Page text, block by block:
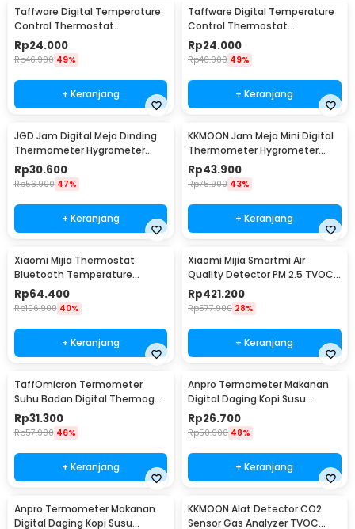
Taffware Digital Temperature
Control Thermostat
Microcomputer 12V - XH-W3001
Rp24.000
Rp46.900 49%
+ Keranjang
Taffware Digital Temperature
Control Thermostat
Microcomputer 220V - XH-
W3001
Rp24.000
Rp46.900 49%
+ Keranjang
JGD Jam Digital Meja Dinding
Thermometer Hygrometer
Sensor - ZL20
Rp30.600
Rp56.900 47%
+ Keranjang
KKMOON Jam Meja Mini Digital
Thermometer Hygrometer
Weather Station - CX220
Rp43.900
Rp75.900 43%
+ Keranjang
Xiaomi Mijia Thermostat
Bluetooth Temperature
Humidity Thermometer 2 -
LYWSD03MMC
Rp64.400
Rp106.900 40%
+ Keranjang
Xiaomi Mijia Smartmi Air
Quality Detector PM 2.5 TVOC
C02 - KQJCY02QP
Rp421.200
Rp577.900 28%
+ Keranjang
TaffOmicron Termometer
Suhu Badan Digital Thermogun
Infrared Memory - AD801
Rp31.300
Rp57.900 46%
+ Keranjang
Anpro Termometer Makanan
Digital Daging Kopi Susu
Foldable 1 Probe - BW-188
Rp26.700
Rp50.900 48%
+ Keranjang
Anpro Termometer Makanan
Digital Daging Kopi Susu
KKMOON Alat Detector CO2
Sensor Gas Analyzer TVOC